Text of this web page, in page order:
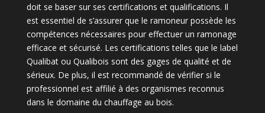
doit se baser sur ses certifications et qualifications. Il
est essentiel de s’assurer que le ramoneur possède les
compétences nécessaires pour effectuer un ramonage
efficace et sécurisé. Les certifications telles que le label
Qualibat ou Qualibois sont des gages de qualité et de
sérieux. De plus, il est recommandé de vérifier si le
professionnel est affilié à des organismes reconnus
dans le domaine du chauffage au bois.